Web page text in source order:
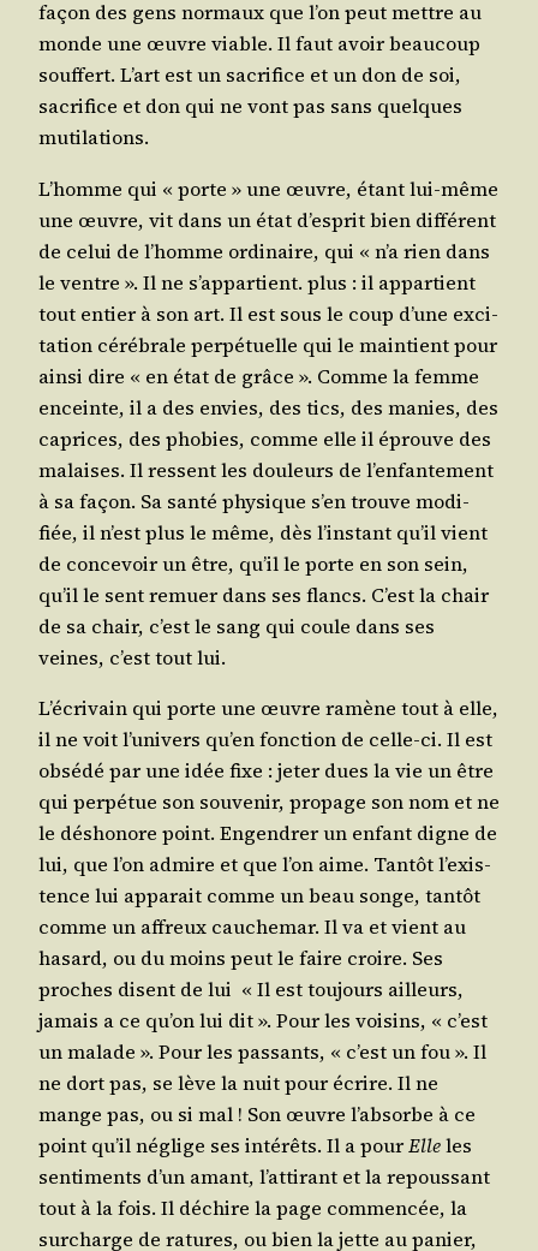
façon des gens nor­maux que l’on peut mettre au
monde une œuvre viable. Il faut avoir beau­coup
souf­fert. L’art est un sacri­fice et un don de soi,
sacri­fice et don qui ne vont pas sans quelques
mutilations.
L’homme qui « porte » une œuvre, étant lui-même
une œuvre, vit dans un état d’es­prit bien dif­fé­rent
de celui de l’homme ordi­naire, qui « n’a rien dans
le ventre ». Il ne s’ap­par­tient. plus : il appar­tient
tout entier à son art. Il est sous le coup d’une exci­
ta­tion céré­brale per­pé­tuelle qui le main­tient pour
ain­si dire « en état de grâce ». Comme la femme
enceinte, il a des envies, des tics, des manies, des
caprices, des pho­bies, comme elle il éprouve des
malaises. Il res­sent les dou­leurs de l’en­fan­te­ment
à sa façon. Sa san­té phy­sique s’en trouve modi­
fiée, il n’est plus le même, dès l’ins­tant qu’il vient
de conce­voir un être, qu’il le porte en son sein,
qu’il le sent remuer dans ses flancs. C’est la chair
de sa chair, c’est le sang qui coule dans ses
veines, c’est tout lui.
L’é­cri­vain qui porte une œuvre ramène tout à elle,
il ne voit l’u­ni­vers qu’en fonc­tion de celle-ci. Il est
obsé­dé par une idée fixe : jeter dues la vie un être
qui per­pé­tue son sou­ve­nir, pro­page son nom et ne
le désho­nore point. Engen­drer un enfant digne de
lui, que l’on admire et que l’on aime. Tan­tôt l’exis­
tence lui appa­rait comme un beau songe, tan­tôt
comme un affreux cau­che­mar. Il va et vient au
hasard, ou du moins peut le faire croire. Ses
proches disent de lui « Il est tou­jours ailleurs,
jamais a ce qu’on lui dit ». Pour les voi­sins, « c’est
un malade ». Pour les pas­sants, « c’est un fou ». Il
ne dort pas, se lève la nuit pour écrire. Il ne
mange pas, ou si mal ! Son œuvre l’ab­sorbe à ce
point qu’il néglige ses inté­rêts. Il a pourElleles
sen­ti­ments d’un amant, l’at­ti­rant et la repous­sant
tout à la fois. Il déchire la page com­men­cée, la
sur­charge de ratures, ou bien la jette au panier,